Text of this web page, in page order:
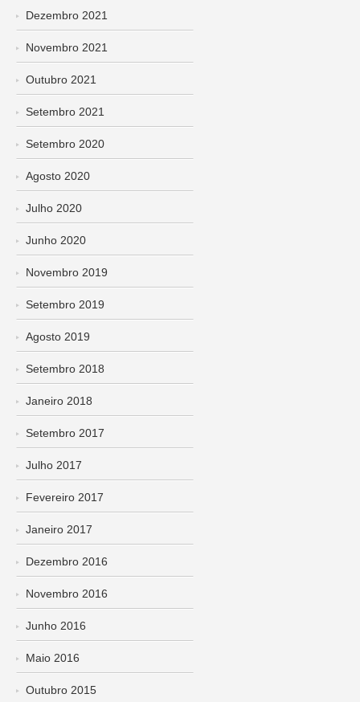
Dezembro 2021
Novembro 2021
Outubro 2021
Setembro 2021
Setembro 2020
Agosto 2020
Julho 2020
Junho 2020
Novembro 2019
Setembro 2019
Agosto 2019
Setembro 2018
Janeiro 2018
Setembro 2017
Julho 2017
Fevereiro 2017
Janeiro 2017
Dezembro 2016
Novembro 2016
Junho 2016
Maio 2016
Outubro 2015